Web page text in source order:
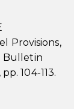
Provisions,
Bulletin
104-113.